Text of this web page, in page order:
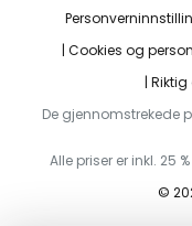
Cookies og
De gjennomstrekede
Alle priser er inkl. 25
©